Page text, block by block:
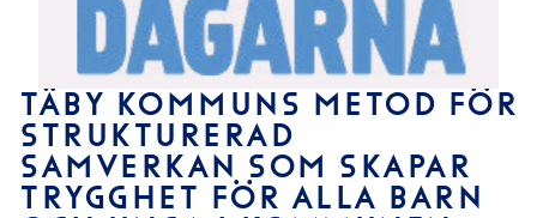
TÄBY KOMMUNS METOD FÖR
STRUKTURERAD
SAMVERKAN SOM SKAPAR
TRYGGHET FÖR ALLA BARN